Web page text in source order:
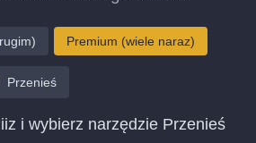
Premium (wiele naraz)
Przenieś
i wybierz narzędzie Przenieś